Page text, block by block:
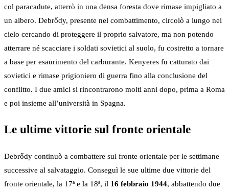
col paracadute, atterrò in una densa foresta dove rimase impigliato a
un albero. Debrődy, presente nel combattimento, circolò a lungo nel
cielo cercando di proteggere il proprio salvatore, ma non potendo
atterrare né scacciare i soldati sovietici al suolo, fu costretto a tornare
a base per esaurimento del carburante. Kenyeres fu catturato dai
sovietici e rimase prigioniero di guerra fino alla conclusione del
conflitto. I due amici si rincontrarono molti anni dopo, prima a Roma
e poi insieme all’università in Spagna.
Le ultime vittorie sul fronte orientale
Debrődy continuò a combattere sul fronte orientale per le settimane
successive al salvataggio. Conseguì le sue ultime due vittorie del
fronte orientale, la 17ª e la 18ª, il 16 febbraio 1944, abbattendo due